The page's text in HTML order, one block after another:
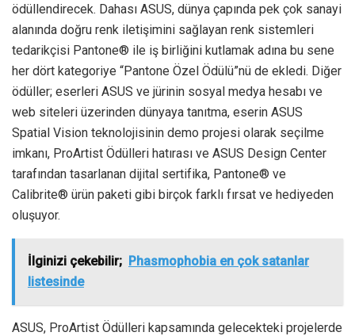
ödüllendirecek. Dahası ASUS, dünya çapında pek çok sanayi
alanında doğru renk iletişimini sağlayan renk sistemleri
tedarikçisi Pantone® ile iş birliğini kutlamak adına bu sene
her dört kategoriye “Pantone Özel Ödülü”nü de ekledi. Diğer
ödüller; eserleri ASUS ve jürinin sosyal medya hesabı ve
web siteleri üzerinden dünyaya tanıtma, eserin ASUS
Spatial Vision teknolojisinin demo projesi olarak seçilme
imkanı, ProArtist Ödülleri hatırası ve ASUS Design Center
tarafından tasarlanan dijital sertifika, Pantone® ve
Calibrite® ürün paketi gibi birçok farklı fırsat ve hediyeden
oluşuyor.
İlginizi çekebilir; Phasmophobia en çok satanlar
listesinde
ASUS, ProArtist Ödülleri kapsamında gelecekteki projelerde